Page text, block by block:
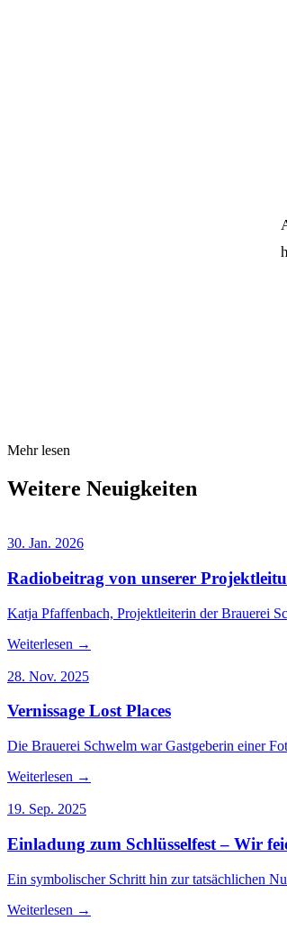
Mehr lesen
Weitere Neuigkeiten
30. Jan. 2026
Radiobeitrag von unserer
Katja Pfaffenbach, Projektleiterin der Brauerei
Weiterlesen →
28. Nov. 2025
Vernissage Lost Places
Die Brauerei Schwelm war Gastgeberin einer
Weiterlesen →
19. Sep. 2025
Einladung zum Schlüsselfest – Wir
Ein symbolischer Schritt hin zur tatsächlichen
Weiterlesen →